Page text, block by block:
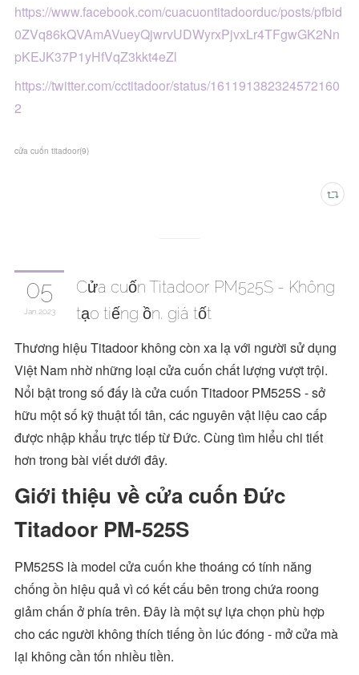
https://www.facebook.com/cuacuontitadoorduc/posts/pfbid
0ZVq86kQVAmAVueyQjwrvUDWyrxPjvxLr4TFgwGK2Nn
pKEJK37P1yHfVqZ3kkt4eZl
https://twitter.com/cctitadoor/status/161191382324572160
2
cửa cuốn titadoor(9)
05
Jan 2023
Cửa cuốn Titadoor PM525S - Không
tạo tiếng ồn, giá tốt
Thương hiệu Titadoor không còn xa lạ với người sử dụng
Việt Nam nhờ những loại cửa cuốn chất lượng vượt trội.
Nổi bật trong số đấy là cửa cuốn Titadoor PM525S - sở
hữu một số kỹ thuật tối tân, các nguyên vật liệu cao cấp
được nhập khẩu trực tiếp từ Đức. Cùng tìm hiểu chi tiết
hơn trong bài viết dưới đây.
Giới thiệu về cửa cuốn Đức
Titadoor PM-525S
PM525S là model cửa cuốn khe thoáng có tính năng
chống ồn hiệu quả vì có kết cấu bên trong chứa roong
giảm chấn ở phía trên. Đây là một sự lựa chọn phù hợp
cho các người không thích tiếng ồn lúc đóng - mở cửa mà
lại không cần tốn nhiều tiền.